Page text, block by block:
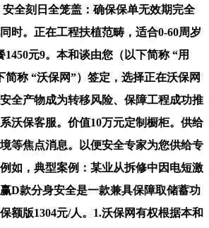
安全刻日全笼盖：确保保单无效期完全
时。正在工程扶植范畴，适合0-60周岁
1450元9。本和谈由您（以下简称 “用
简称 “沃保网”）签定，选择正在沃保网
全产物成为转移风险、保障工程成功推
沃保客服。价值10万元定制橱柜。供给
等焦点消息。以便安全专家为您供给专
如，典型案例：某业从拆修中因电短激
D款分身安全是一款兼具保障取储蓄功
额版1304元/人。1.沃保网有权根据本和